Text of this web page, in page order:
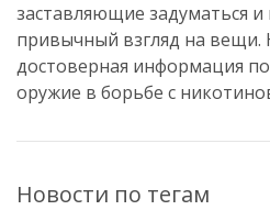
заставляющие задуматься
привычный взгляд на вещи.
достоверная информация
оружие в борьбе с
Новости по тегам